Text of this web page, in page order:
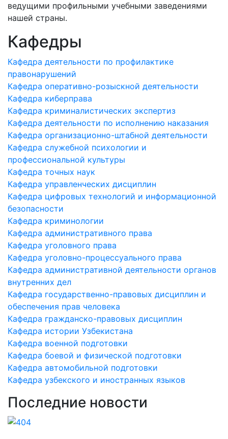
ведущими профильными учебными заведениями
нашей страны.
Кафедры
Кафедра деятельности по профилактике
правонарушений
Кафедра оперативно-розыскной деятельности
Кафедра киберправа
Кафедра криминалистических экспертиз
Кафедра деятельности по исполнению наказания
Кафедра организационно-штабной деятельности
Кафедра служебной психологии и
профессиональной культуры
Кафедра точных наук
Кафедра управленческих дисциплин
Кафедра цифровых технологий и информационной
безопасности
Кафедра криминологии
Кафедра административного права
Кафедра уголовного права
Кафедра уголовно-процессуального права
Кафедра административной деятельности органов
внутренних дел
Кафедра государственно-правовых дисциплин и
обеспечения прав человека
Кафедра гражданско-правовых дисциплин
Кафедра истории Узбекистана
Кафедра военной подготовки
Кафедра боевой и физической подготовки
Кафедра автомобильной подготовки
Кафедра узбекского и иностранных языков
Последние новости